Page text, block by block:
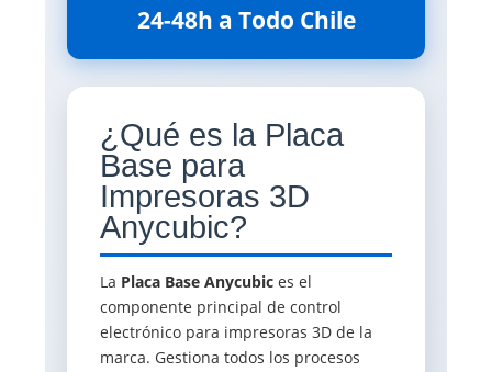
24-48h a Todo Chile
¿Qué es la Placa
Base para
Impresoras 3D
Anycubic?
La Placa Base Anycubic es el
componente principal de control
electrónico para impresoras 3D de la
marca. Gestiona todos los procesos